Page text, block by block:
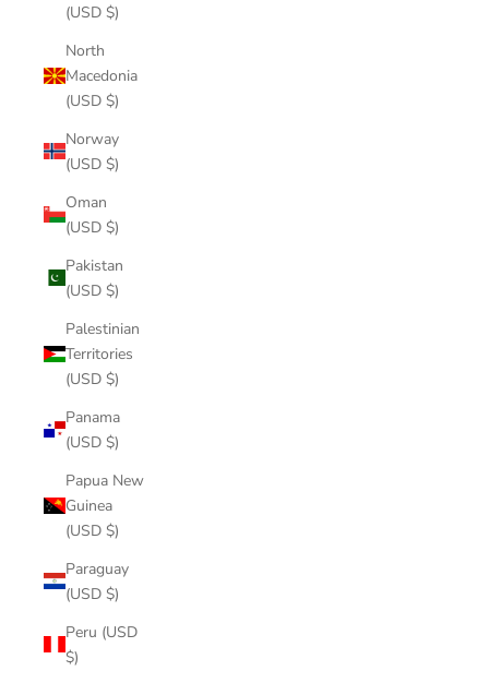
(USD $)
North
Macedonia
(USD $)
Norway
(USD $)
Oman
(USD $)
Pakistan
(USD $)
Palestinian
Territories
(USD $)
Panama
(USD $)
Papua New
Guinea
(USD $)
Paraguay
(USD $)
Peru (USD
$)